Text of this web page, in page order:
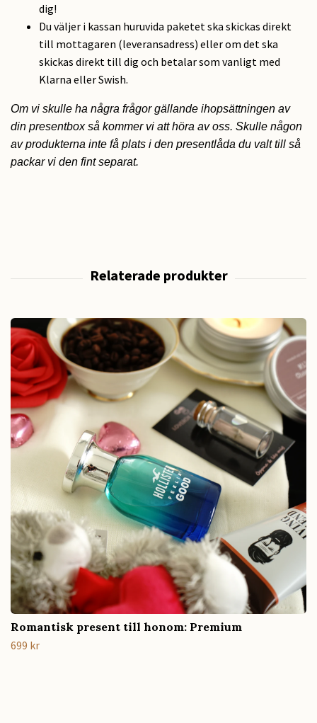
dig!
Du väljer i kassan huruvida paketet ska skickas direkt
till mottagaren (leveransadress) eller om det ska
skickas direkt till dig och betalar som vanligt med
Klarna eller Swish.
Om vi skulle ha några frågor gällande ihopsättningen av
din presentbox så kommer vi att höra av oss. Skulle någon
av produkterna inte få plats i den presentlåda du valt till så
packar vi den fint separat.
Romantisk present till honom: Premium
699 kr